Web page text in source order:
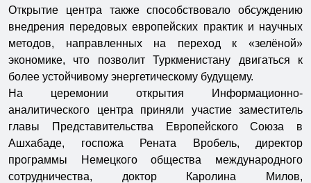
Открытие центра также способствовало обсуждению
внедрения передовых европейских практик и научных
методов, направленных на переход к «зелёной»
экономике, что позволит Туркменистану двигаться к
более устойчивому энергетическому будущему.
На церемонии открытия Информационно-
аналитического центра приняли участие заместитель
главы Представительства Европейского Союза в
Ашхабаде, госпожа Рената Вробель, директор
программы Немецкого общества международного
сотрудничества, доктор Каролина Милов,